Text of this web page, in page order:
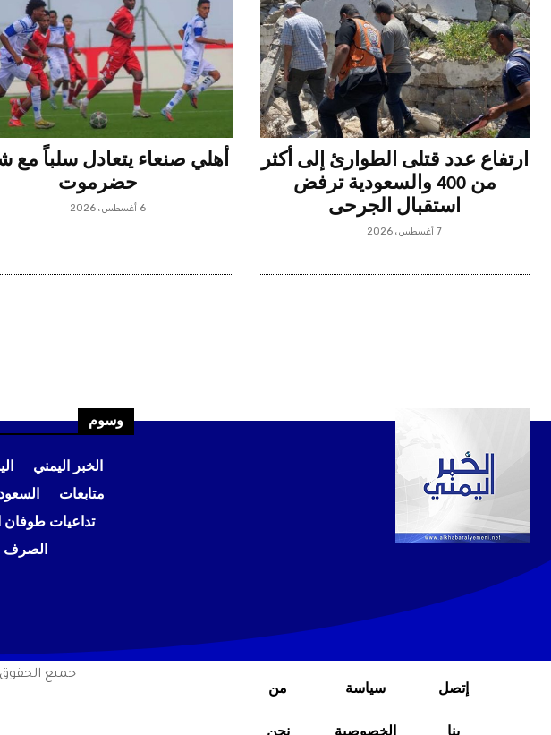
ارتفاع عدد قتلى الطوارئ إلى أكثر
من 400 والسعودية ترفض
استقبال الجرحى
7 أغسطس، 2026
أهلي صنعاء يتعادل سلباً
حضرموت
6 أغسطس، 2026
وسوم
الخبر اليمني
متابعات
تداعيات طوفان
الصرف
إتصل سياسة من
جميع الحقوق